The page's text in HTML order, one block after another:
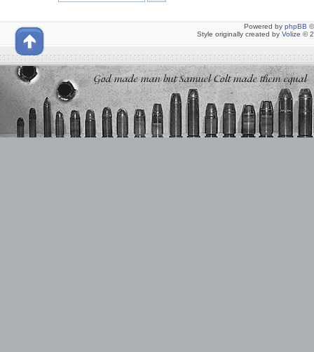
Powered by phpBB
Style originally created by Volize ©